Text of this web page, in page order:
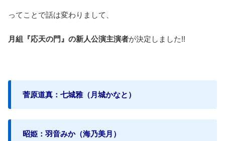
ってことで話は変わりまして、
月組『応天の門』の新人公演主演者が決定しました!!
菅原道真：七城雅（月城かなと）
昭姫：羽音みか（海乃美月）